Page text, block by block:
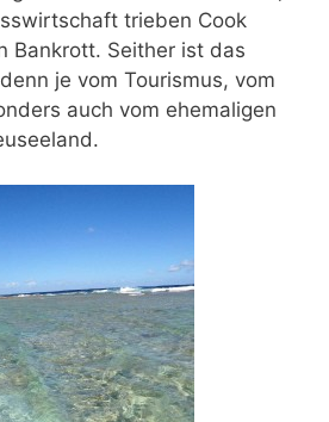
trieben Cook
Bankrott. Seither ist das
je vom Tourismus, vom
auch vom ehemaligen